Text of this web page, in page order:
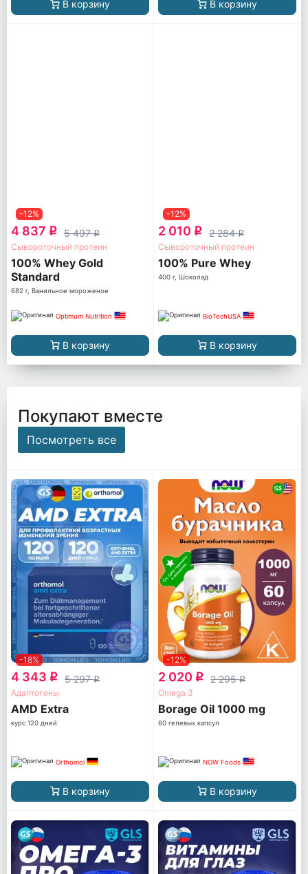
В корзину В корзину
-12%
4 837 q 5 497q
Сывороточный протеин
100% Whey Gold
Standard
682 г, Ванильное мороженое
Optimum Nutrition
В корзину
-12%
2 010 q 2 284q
Сывороточный протеин
100% Pure Whey
400 г, Шоколад
BioTechUSA
В корзину
Покупают вместе
Посмотреть все
-18%
4 343 q 5 297q
Адаптогены
AМD Extra
курс 120 дней
Orthomol
В корзину
-12%
2 020 q 2 295q
Omega 3
Borage Oil 1000 mg
60 гелевых капсул
NOW Foods
В корзину